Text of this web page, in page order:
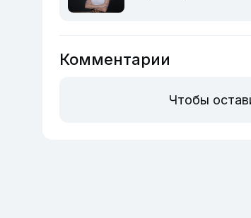
Комментарии
Чтобы